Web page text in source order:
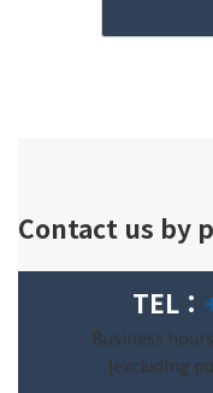
Contact us by
TEL：
Business
(excluding